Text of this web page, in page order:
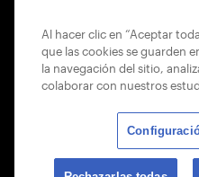
© 2026 USTA ALL
Al hacer clic en “Aceptar
que las cookies se guarden
la navegación del sitio,
colaborar con nuestros